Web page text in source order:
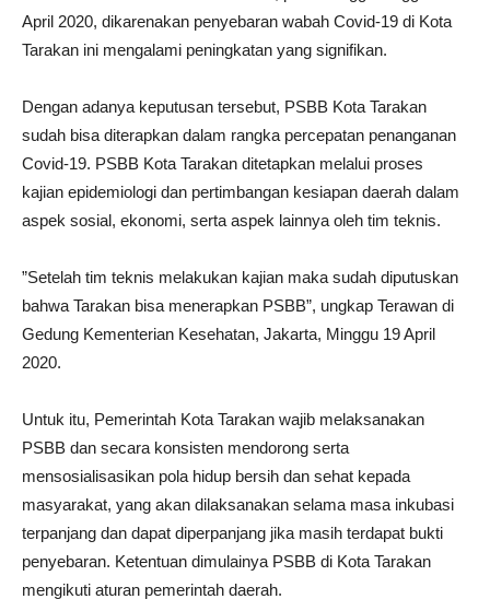
April 2020, dikarenakan penyebaran wabah Covid-19 di Kota
Tarakan ini mengalami peningkatan yang signifikan.
Dengan adanya keputusan tersebut, PSBB Kota Tarakan
sudah bisa diterapkan dalam rangka percepatan penanganan
Covid-19. PSBB Kota Tarakan ditetapkan melalui proses
kajian epidemiologi dan pertimbangan kesiapan daerah dalam
aspek sosial, ekonomi, serta aspek lainnya oleh tim teknis.
”Setelah tim teknis melakukan kajian maka sudah diputuskan
bahwa Tarakan bisa menerapkan PSBB”, ungkap Terawan di
Gedung Kementerian Kesehatan, Jakarta, Minggu 19 April
2020.
Untuk itu, Pemerintah Kota Tarakan wajib melaksanakan
PSBB dan secara konsisten mendorong serta
mensosialisasikan pola hidup bersih dan sehat kepada
masyarakat, yang akan dilaksanakan selama masa inkubasi
terpanjang dan dapat diperpanjang jika masih terdapat bukti
penyebaran. Ketentuan dimulainya PSBB di Kota Tarakan
mengikuti aturan pemerintah daerah.